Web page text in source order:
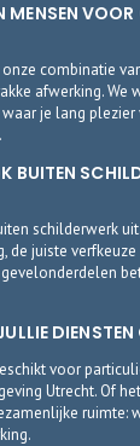
MENSEN
combinatie
afwerking. We
je lang plezier
BUITEN
schilderwerk
de juiste
voor
Utrecht. Of
ruimte: